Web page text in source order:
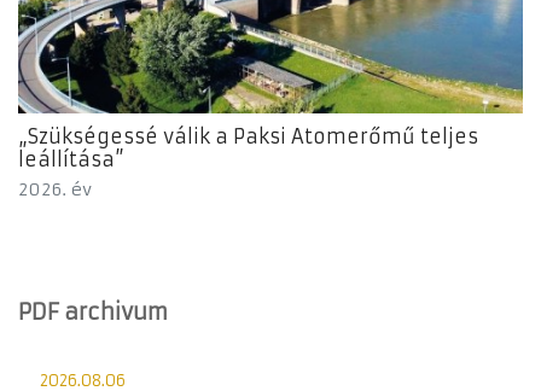
„Szükségessé válik a Paksi Atomerőmű teljes
leállítása”
2026. év
PDF archivum
2026.08.06